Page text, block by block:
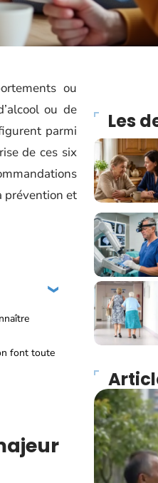
ou
ou de
parmi
de ces six
prévention et
font toute
Les